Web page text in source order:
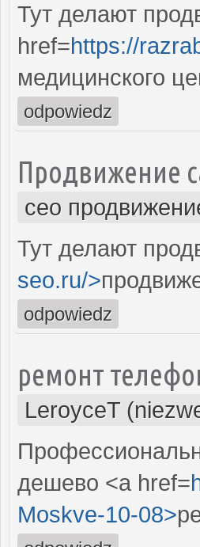
Тут делают
href=https://
медицинского
odpowiedz
Продвижение
сео
Тут делают
seo.ru/>
odpowiedz
ремонт
LeroyceT
дешево <a href=
Moskve-10-08>